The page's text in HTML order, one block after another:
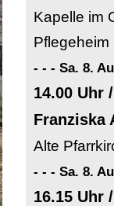
Kapelle im
Pflegeheim
- - - Sa. 8.
14.00 Uhr
Franziska
Alte
- - - Sa. 8.
16.15 Uhr